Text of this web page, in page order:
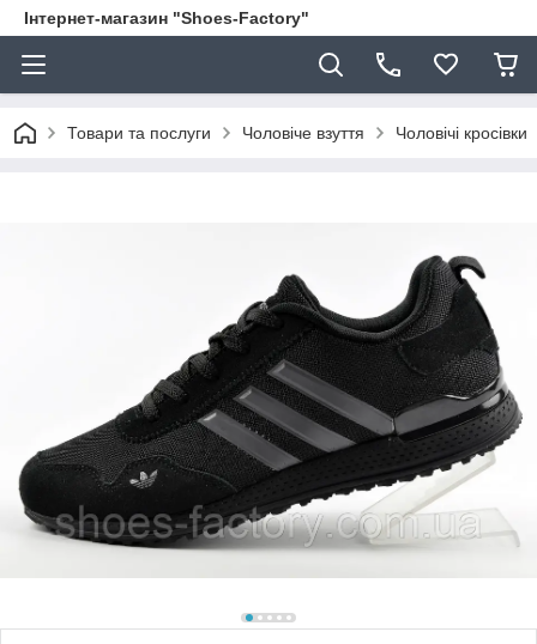
Інтернет-магазин "Shoes-Factory"
Товари та послуги Чоловіче взуття Чоловічі кросівки